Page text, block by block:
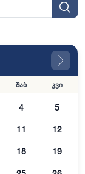
შაბ კვი
4 5
11 12
18 19